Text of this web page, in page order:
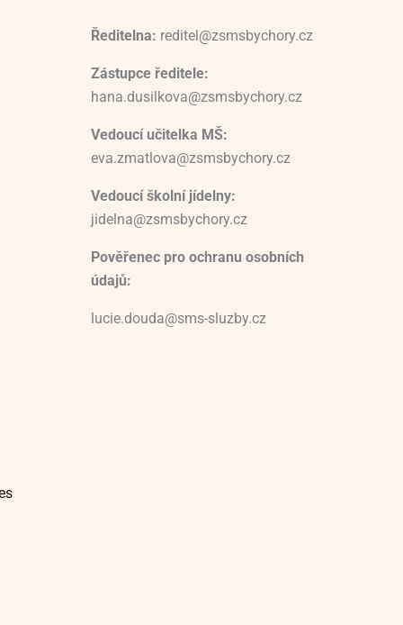
Ředitelna: reditel@zsmsbychory.cz
Zástupce ředitele:
hana.dusilkova@zsmsbychory.cz
Vedoucí učitelka MŠ:
eva.zmatlova@zsmsbychory.cz
Vedoucí školní jídelny:
jidelna@zsmsbychory.cz
Pověřenec pro ochranu osobních
údajů:
lucie.douda@sms-sluzby.cz